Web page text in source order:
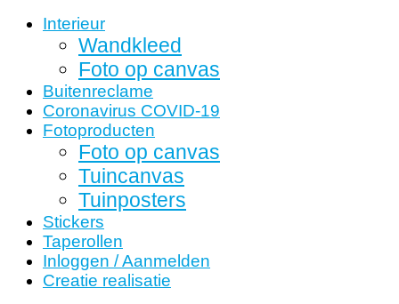
Interieur
Wandkleed
Foto op canvas
Buitenreclame
Coronavirus COVID-19
Fotoproducten
Foto op canvas
Tuincanvas
Tuinposters
Stickers
Taperollen
Inloggen / Aanmelden
Creatie realisatie